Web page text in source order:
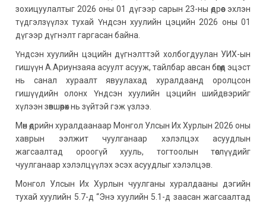
зохицуулалтыг 2026 оны 01 дүгээр сарын 23-ны өдрөөс эхлэн
түдгэлзүүлэх тухай Үндсэн хуулийн цэцийн 2026 оны 01
дүгээр дүгнэлт гаргасан байна.
Үндсэн хуулийн цэцийн дүгнэлттэй холбогдуулан УИХ-ын
гишүүн А.Ариунзаяа асуулт асууж, тайлбар авсан бөгөөд эцэст
нь санал хураалт явуулахад хуралдаанд оролцсон
гишүүдийн олонх Үндсэн хуулийн цэцийн шийдвэрийг
хүлээн зөвшөөрөх нь зүйтэй гэж үзлээ.
Мөн өдрийн хуралдаанаар Монгол Улсын Их Хурлын 2026 оны
хаврын ээлжит чуулганаар хэлэлцэх асуудлын
жагсаалтад ороогүй хууль, тогтоолын төслүүдийг
чуулганаар хэлэлцүүлэх эсэх асуудлыг хэлэлцэв.
Монгол Улсын Их Хурлын чуулганы хуралдааны дэгийн
тухай хуулийн 5.7-д “Энэ хуулийн 5.1-д заасан жагсаалтад